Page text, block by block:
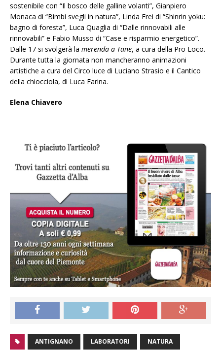
sostenibile con “Il bosco delle galline volanti”, Gianpiero
Monaca di “Bimbi svegli in natura”, Linda Frei di “Shinrin yoku:
bagno di foresta”, Luca Quaglia di “Dalle rinnovabili alle
rinnovabili” e Fabio Musso di “Case e risparmio energetico”.
Dalle 17 si svolgerà la merenda a Tane, a cura della Pro Loco.
Durante tutta la giornata non mancheranno animazioni
artistiche a cura del Circo luce di Luciano Strasio e il Cantico
della chiocciola, di Luca Farina.
Elena Chiavero
ANTIGNANO LABORATORI NATURA